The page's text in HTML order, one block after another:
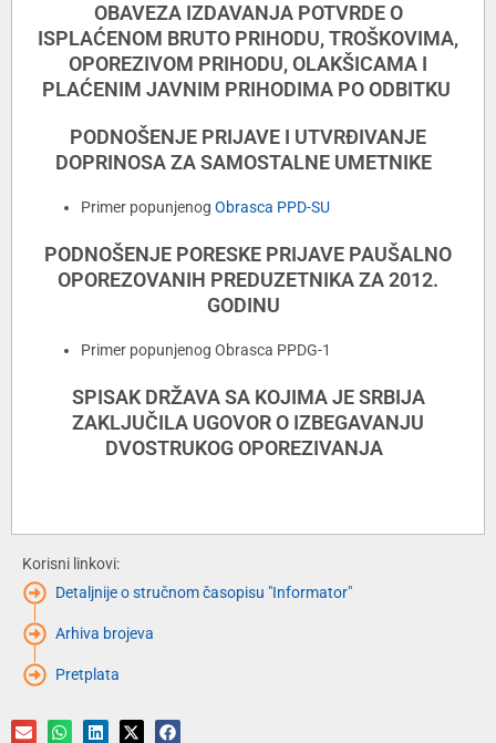
OBAVEZA IZDAVANJA POTVRDE O
ISPLAĆENOM BRUTO PRIHODU, TROŠKOVIMA,
OPOREZIVOM PRIHODU, OLAKŠICAMA I
PLAĆENIM JAVNIM PRIHODIMA PO ODBITKU
PODNOŠENJE PRIJAVE I UTVRÐIVANJE
DOPRINOSA ZA SAMOSTALNE UMETNIKE
Primer popunjenog Obrasca PPD-SU
PODNOŠENJE PORESKE PRIJAVE PAUŠALNO
OPOREZOVANIH PREDUZETNIKA ZA 2012.
GODINU
Primer popunjenog Obrasca PPDG-1
SPISAK DRŽAVA SA KOJIMA JE SRBIJA
ZAKLJUČILA UGOVOR O IZBEGAVANJU
DVOSTRUKOG OPOREZIVANJA
Korisni linkovi:
Detaljnije o stručnom časopisu "Informator"
Arhiva brojeva
Pretplata